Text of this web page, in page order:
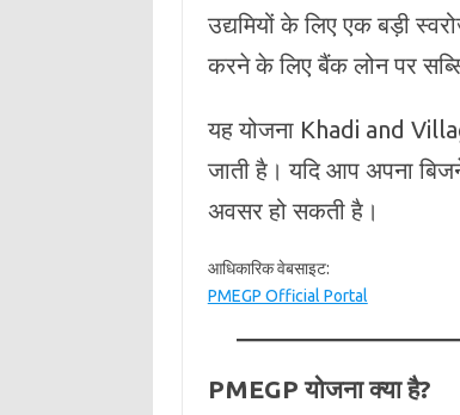
उद्यमियों के लिए एक बड़ी
करने के लिए बैंक लोन पर
यह योजना Khadi and
जाती है। यदि आप अपना
अवसर हो सकती है।
आधिकारिक वेबसाइट:
PMEGP Official Portal
PMEGP योजना क्या है?